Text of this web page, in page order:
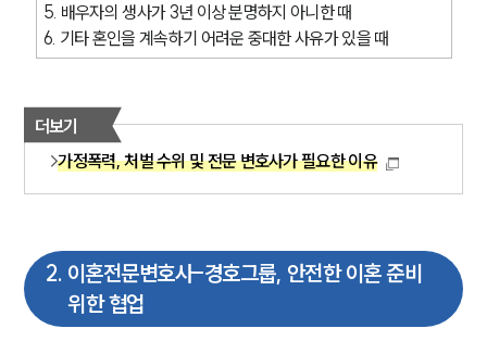
5. 배우자의 생사가 3년 이상 분명하지 아니한 때
6. 기타 혼인을 계속하기 어려운 중대한 사유가 있을 때
더보기
가정폭력, 처벌 수위 및 전문 변호사가 필요한 이유
2. 이혼전문변호사-경호그룹, 안전한 이혼 준비
위한 협업